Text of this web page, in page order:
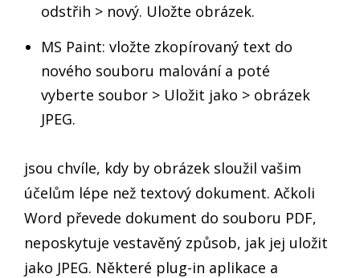
odstřih > nový. Uložte obrázek.
MS Paint: vložte zkopírovaný text do
nového souboru malování a poté
vyberte soubor > Uložit jako > obrázek
JPEG.
jsou chvíle, kdy by obrázek sloužil vašim
účelům lépe než textový dokument. Ačkoli
Word převede dokument do souboru PDF,
neposkytuje vestavěný způsob, jak jej uložit
jako JPEG. Některé plug-in aplikace a